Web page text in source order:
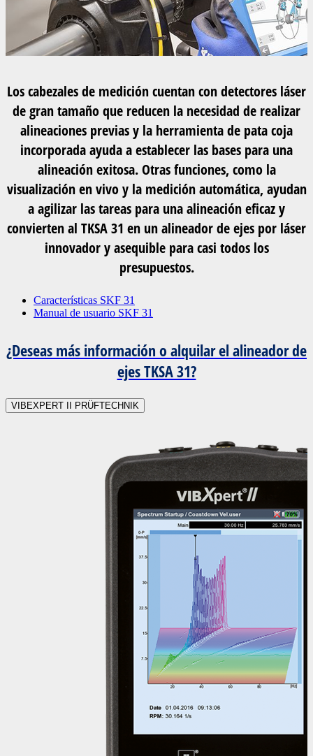
Los cabezales de medición cuentan con detectores láser
de gran tamaño que reducen la necesidad de realizar
alineaciones previas y la herramienta de pata coja
incorporada ayuda a establecer las bases para una
alineación exitosa. Otras funciones, como la
visualización en vivo y la medición automática, ayudan
a agilizar las tareas para una alineación eficaz y
convierten al TKSA 31 en un alineador de ejes por láser
innovador y asequible para casi todos los
presupuestos.
Características SKF 31
Manual de usuario SKF 31
¿Deseas más información o alquilar el alineador de
ejes TKSA 31?
VIBEXPERT II PRÜFTECHNIK